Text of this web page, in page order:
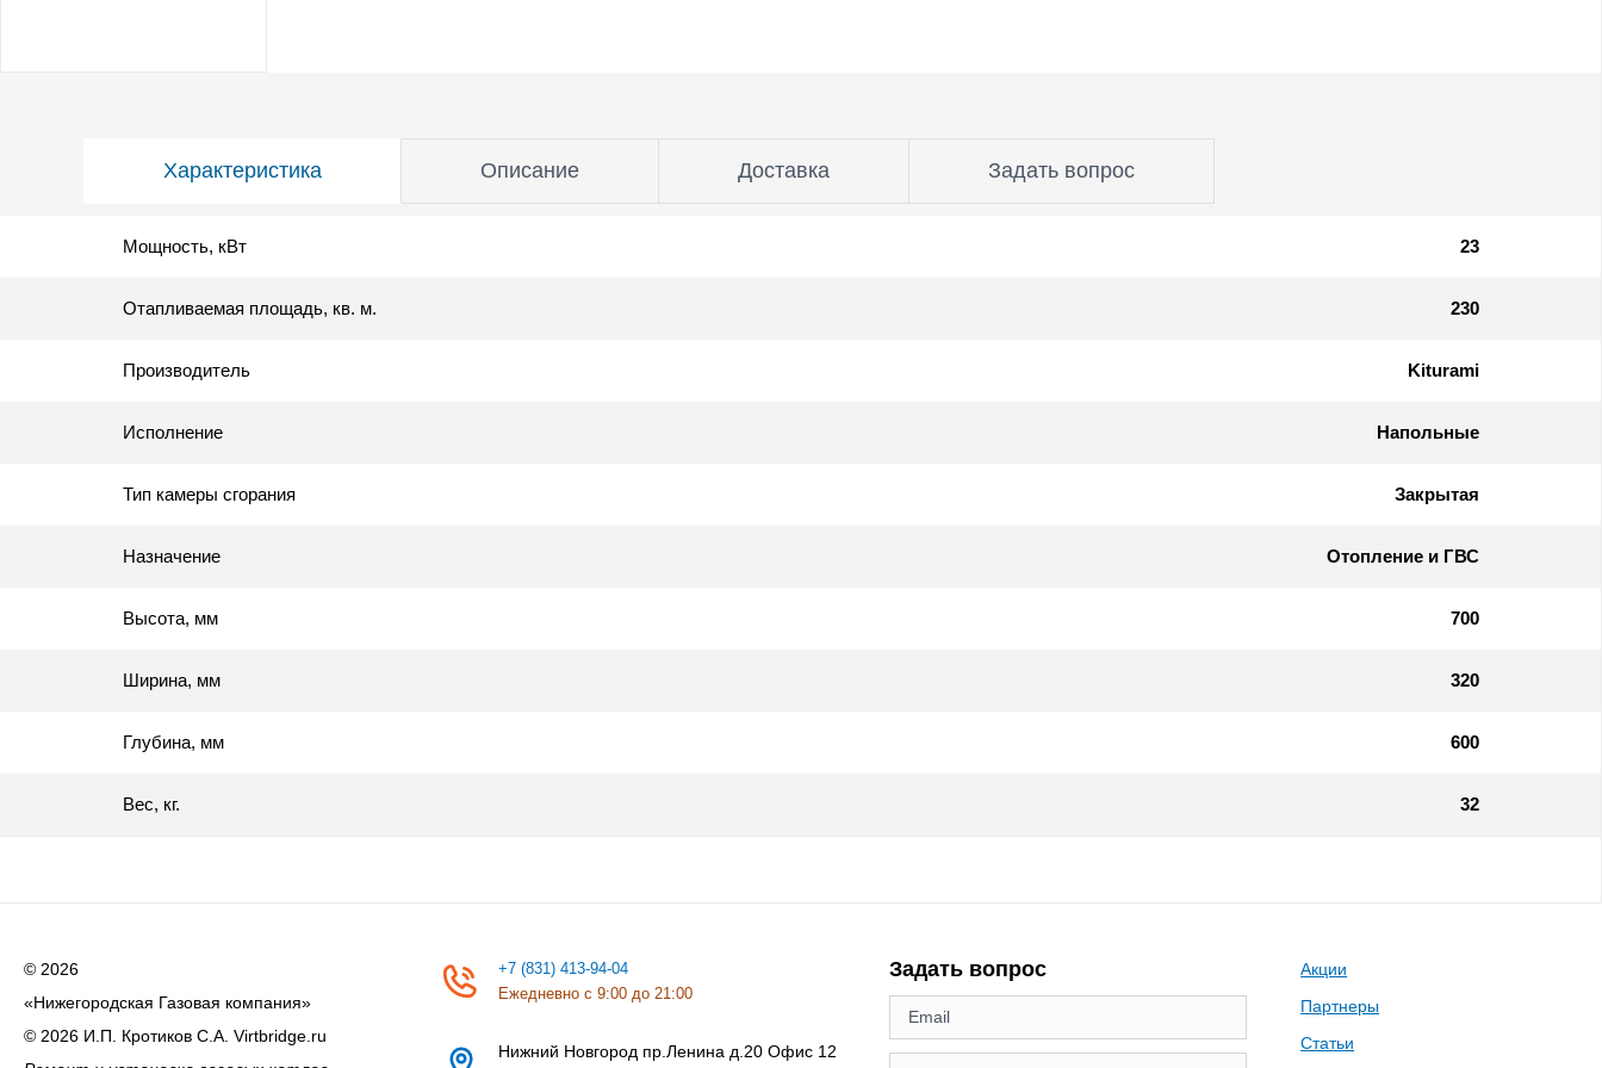
Характеристика Описание Доставка Задать вопрос
Мощность, кВт 23
Отапливаемая площадь, кв. м. 230
Производитель Kiturami
Исполнение Напольные
Тип камеры сгорания Закрытая
Назначение Отопление и ГВС
Высота, мм 700
Ширина, мм 320
Глубина, мм 600
Вес, кг. 32
© 2026
«Нижегородская Газовая компания»
© 2026 И.П. Кротиков С.А. Virtbridge.ru
+7 (831) 413-94-04
Ежедневно с 9:00 до 21:00
Нижний Новгород пр.Ленина д.20 Офис 12
Задать вопрос
Акции
Партнеры
Статьи